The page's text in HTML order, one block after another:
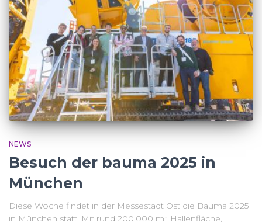
NEWS
Besuch der bauma 2025 in
München
Diese Woche findet in der Messestadt Ost die Bauma 2025
in München statt. Mit rund 200.000 m² Hallenfläche,